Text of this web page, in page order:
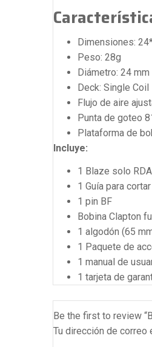
Dimensiones:
Peso: 28g
Diámetro: 24 mm
Deck: Single Coil
Flujo de aire
Punta de goteo
Plataforma de
Incluye:
1 Blaze solo RDA
1 Guía para
1 pin BF
Bobina Clapton
1 algodón (65
1 Paquete de
1 manual de
1 tarjeta de
Be the first to review
Tu dirección de correo